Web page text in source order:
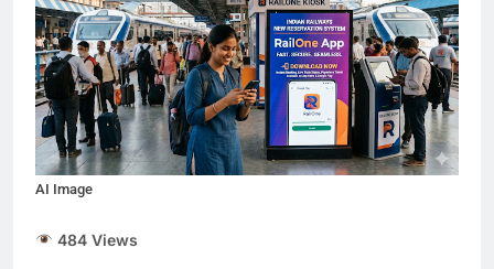
की कीमतों में जबरदस्त तेजी,
जानिए आपके शहर में क्या है
ताजा भाव
August 6, 2026
भारतीय शेयर बाजार में
सकारात्मक शुरुआत, सेंसेक्स-
निफ्टी हरे निशान पर खुले;
क्रूड ऑयल में नरमी
August 6, 2026
6 अगस्त 2026 पंचांग, मूलांक
और राशिफल: जानिए आज का
AI Image
484 Views